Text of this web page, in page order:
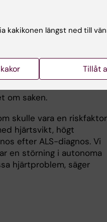
genetiska riskfaktorer
om saken.
skulle vara en riskfaktor
hjärtsvikt, högt
efter ALS-diagnos. Vi
en störning i autonoma
hjärtproblem, säger
kakikonen längst ned till
Tillåt